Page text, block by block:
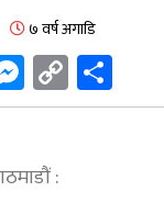
७ वर्ष अगाडि
Messenger
Copy
Link
: